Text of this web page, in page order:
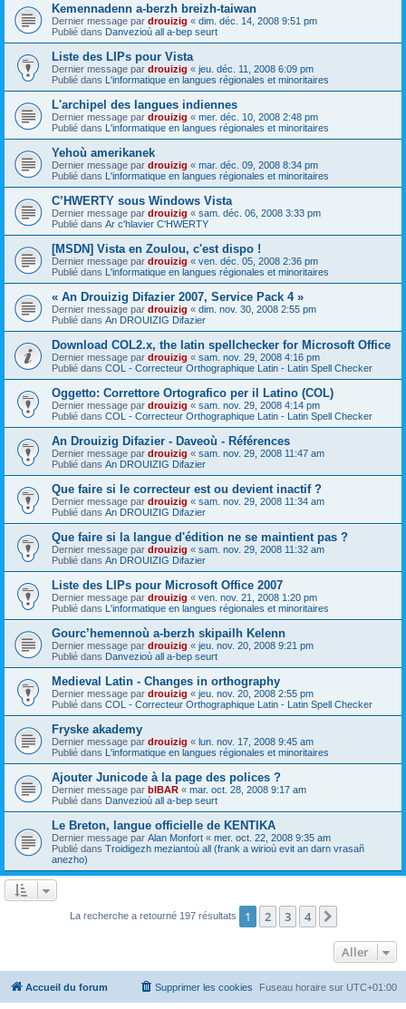
Kemennadenn a-berzh breizh-taiwan
Dernier message par drouizig « dim. déc. 14, 2008 9:51 pm
Publié dans Danvezioù all a-bep seurt
Liste des LIPs pour Vista
Dernier message par drouizig « jeu. déc. 11, 2008 6:09 pm
Publié dans L'informatique en langues régionales et minoritaires
L'archipel des langues indiennes
Dernier message par drouizig « mer. déc. 10, 2008 2:48 pm
Publié dans L'informatique en langues régionales et minoritaires
Yehoù amerikanek
Dernier message par drouizig « mar. déc. 09, 2008 8:34 pm
Publié dans L'informatique en langues régionales et minoritaires
C’HWERTY sous Windows Vista
Dernier message par drouizig « sam. déc. 06, 2008 3:33 pm
Publié dans Ar c'hlavier C'HWERTY
[MSDN] Vista en Zoulou, c'est dispo !
Dernier message par drouizig « ven. déc. 05, 2008 2:36 pm
Publié dans L'informatique en langues régionales et minoritaires
« An Drouizig Difazier 2007, Service Pack 4 »
Dernier message par drouizig « dim. nov. 30, 2008 2:55 pm
Publié dans An DROUIZIG Difazier
Download COL2.x, the latin spellchecker for Microsoft Office
Dernier message par drouizig « sam. nov. 29, 2008 4:16 pm
Publié dans COL - Correcteur Orthographique Latin - Latin Spell Checker
Oggetto: Correttore Ortografico per il Latino (COL)
Dernier message par drouizig « sam. nov. 29, 2008 4:14 pm
Publié dans COL - Correcteur Orthographique Latin - Latin Spell Checker
An Drouizig Difazier - Daveoù - Références
Dernier message par drouizig « sam. nov. 29, 2008 11:47 am
Publié dans An DROUIZIG Difazier
Que faire si le correcteur est ou devient inactif ?
Dernier message par drouizig « sam. nov. 29, 2008 11:34 am
Publié dans An DROUIZIG Difazier
Que faire si la langue d'édition ne se maintient pas ?
Dernier message par drouizig « sam. nov. 29, 2008 11:32 am
Publié dans An DROUIZIG Difazier
Liste des LIPs pour Microsoft Office 2007
Dernier message par drouizig « ven. nov. 21, 2008 1:20 pm
Publié dans L'informatique en langues régionales et minoritaires
Gourc’hemennoù a-berzh skipailh Kelenn
Dernier message par drouizig « jeu. nov. 20, 2008 9:21 pm
Publié dans Danvezioù all a-bep seurt
Medieval Latin - Changes in orthography
Dernier message par drouizig « jeu. nov. 20, 2008 2:55 pm
Publié dans COL - Correcteur Orthographique Latin - Latin Spell Checker
Fryske akademy
Dernier message par drouizig « lun. nov. 17, 2008 9:45 am
Publié dans L'informatique en langues régionales et minoritaires
Ajouter Junicode à la page des polices ?
Dernier message par bIBAR « mar. oct. 28, 2008 9:17 am
Publié dans Danvezioù all a-bep seurt
Le Breton, langue officielle de KENTIKA
Dernier message par Alan Monfort « mer. oct. 22, 2008 9:35 am
Publié dans Troidigezh meziantoù all (frank a wirioù evit an darn vrasañ
anezho)
La recherche a retourné 197 résultats 1 2 3 4
Aller
Accueil du forum Fuseau horaire sur UTC+01:00
Supprimer les cookies